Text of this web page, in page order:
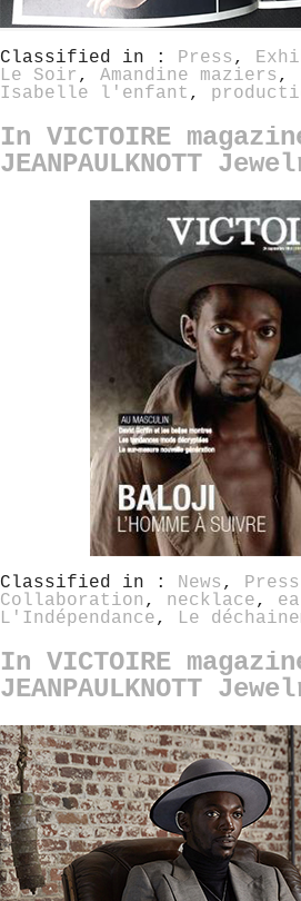
Classified in : Press ,
Le Soir , Amandine maziers ,
Isabelle l'enfant ,
In VICTOIRE
JEANPAULKNOTT
Classified in : News , Press
Collaboration , necklace,
L'Indépendance, Le
In VICTOIRE
JEANPAULKNOTT